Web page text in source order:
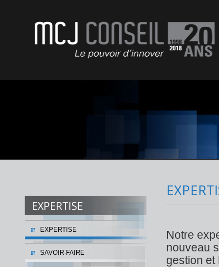
EXPERTISE
EXPERTISE
SAVOIR-FAIRE
Notre
nouveau
gestion et